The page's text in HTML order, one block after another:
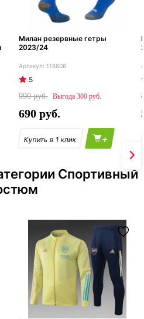
Милан резервные гетры
2023/24
118606
5
990
300
690
+
Спортивный